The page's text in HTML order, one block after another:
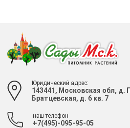
Юридический адрес:
143441, Московская обл, д.
Братцевская, д. 6 кв. 7
наш телефон
+7(495)-095-95-05